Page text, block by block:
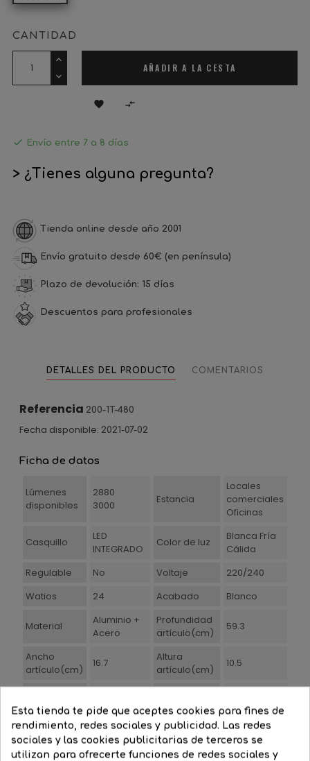
CANTIDAD
AÑADIR A LA CESTA
 
 Envío entre 7 a 8 días
> ¿Tienes alguna pregunta?
Tienda online desde año 2001
Envío gratuito desde 60€ (en península)
Plazo de devolución: 15 días
Descuentos para profesionales
DETALLES DEL PRODUCTO COMENTARIOS
Referencia 200-1T-480
Fecha disponible: 2021-07-02
Ficha de datos
Lúmenes
disponibles
2880
3000
Estancia
Locales
comerciales
Oficinas
Casquillo
LED
INTEGRADO
Color de luz
Blanca Fría
Cálida
Regulable
No Voltaje
220/240
Watios
24 Acabado Blanco
Material
Aluminio +
Acero
Profundidad
artículo(cm)
59.3
Ancho
artículo(cm)
16.7
Altura
artículo(cm)
10.5
(horas de
vida)
50000
protección
IP20
Ø Agujero
de corte
58x10
Temperatura
3000
Esta tienda te pide que aceptes cookies para fines de
rendimiento, redes sociales y publicidad. Las redes
sociales y las cookies publicitarias de terceros se
utilizan para ofrecerte funciones de redes sociales y